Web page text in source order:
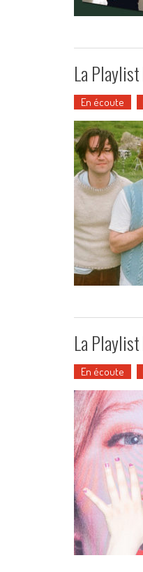
La
En écoute
La
En écoute